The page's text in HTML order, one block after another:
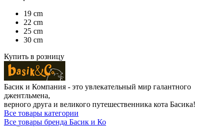
19 cm
22 cm
25 cm
30 cm
Купить в розницу
Басик и Компания - это увлекательный мир галантного
джентльмена,
верного друга и великого путешественника кота Басика!
Все товары категории
Все товары бренда Басик и Ко